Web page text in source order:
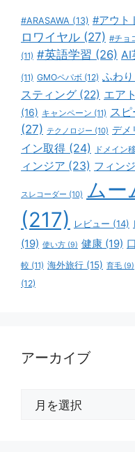
#ARASAWA (13) #アウト
ロワイヤル (27) #チョ
(11) #英語学習 (26) AI
(11) GMOペパボ (12) ふわり
スティング (22) エア
(16) キャンペーン (11) ス
(27) テクノロジー (10) デメ
イン取得 (24) ドメイン
ィンジア (23) フィン
スレコーダー (10) ムー
(217)
レビュー (14)
(19) 使い方 (9) 健康 (19)
較 (11) 海外旅行 (15) 育毛 (9)
(12)
アーカイブ